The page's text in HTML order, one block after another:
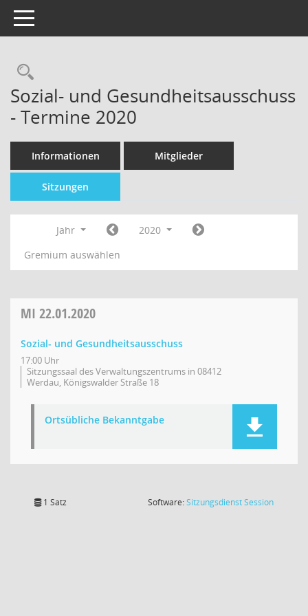
Toggle navigation
Sozial- und Gesundheitsausschuss
- Termine 2020
Informationen Mitglieder
Sitzungen
Jahr
2020
Gremium auswählen
MI 22.01.2020
Sozial- und Gesundheitsausschuss
17:00 Uhr
Sitzungssaal des Verwaltungszentrums in 08412
Werdau, Königswalder Straße 18
Ortsübliche Bekanntgabe
1 Satz Software:SitzungsdienstSession(Wird in